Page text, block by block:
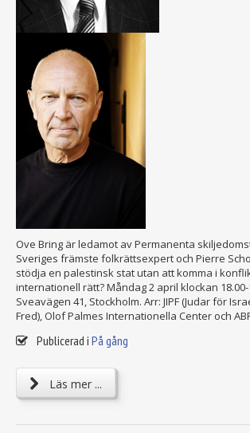
Ove Bring är ledamot av Permanenta
Sveriges främste folkrättsexpert och Pierre
stödja en palestinsk stat utan att komma i
internationell rätt? Måndag 2 april klockan 18.00-
Sveavägen 41, Stockholm. Arr: JIPF (Judar för
Fred), Olof Palmes Internationella Center och
Publicerad i På gång
Läs mer ...